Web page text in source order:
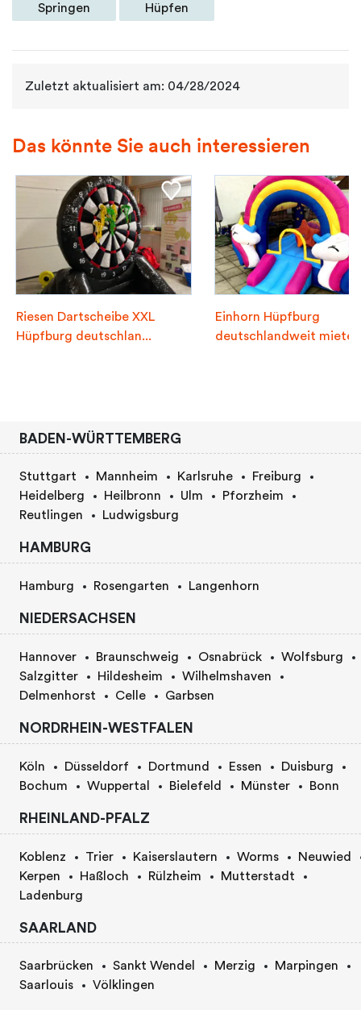
Springen Hüpfen
Zuletzt aktualisiert am: 04/28/2024
Das könnte Sie auch interessieren
Riesen Dartscheibe XXL
Hüpfburg deutschlan...
Einhorn Hüpfburg
deutschlandweit mieten
BADEN-WÜRTTEMBERG
Stuttgart Mannheim Karlsruhe
Freiburg
Heidelberg
Heilbronn Ulm
Pforzheim
Reutlingen
Ludwigsburg
HAMBURG
Hamburg Rosengarten Langenhorn
NIEDERSACHSEN
Hannover Braunschweig Osnabrück
Wolfsburg
Salzgitter
Hildesheim
Wilhelmshaven
Delmenhorst
Celle Garbsen
NORDRHEIN-WESTFALEN
Köln Düsseldorf Dortmund Essen
Duisburg
Bochum
Wuppertal Bielefeld Münster Bonn
RHEINLAND-PFALZ
Koblenz Trier Kaiserslautern Worms
Neuwied
Kerpen
Haßloch Rülzheim
Mutterstadt
Ladenburg
SAARLAND
Saarbrücken Sankt Wendel Merzig
Marpingen
Saarlouis
Völklingen